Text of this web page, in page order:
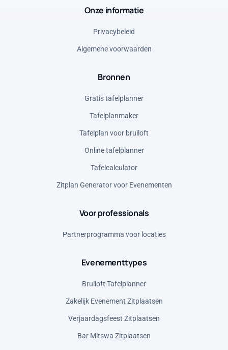
Frankrijk (EUR)
Noorwegen (NOK)
Polen (PLN)
Roemenië (RON)
Servië (RSD)
Spanje (EUR)
Verenigd Koninkrijk (GBP)
Verenigde Staten (USD)
Onze informatie
Privacybeleid
Algemene voorwaarden
Bronnen
Gratis tafelplanner
Tafelplanmaker
Tafelplan voor bruiloft
Online tafelplanner
Tafelcalculator
Zitplan Generator voor Evenementen
Voor professionals
Partnerprogramma voor locaties
Evenementtypes
Bruiloft Tafelplanner
Zakelijk Evenement Zitplaatsen
Verjaardagsfeest Zitplaatsen
Bar Mitswa Zitplaatsen